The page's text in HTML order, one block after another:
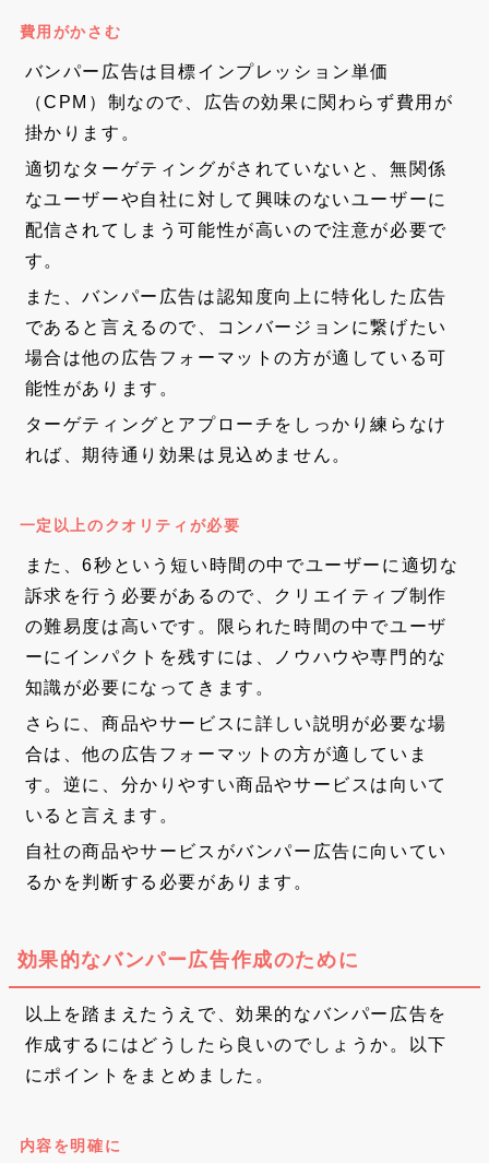
費用がかさむ
バンパー広告は目標インプレッション単価
（CPM）制なので、広告の効果に関わらず費用が
掛かります。
適切なターゲティングがされていないと、無関係
なユーザーや自社に対して興味のないユーザーに
配信されてしまう可能性が高いので注意が必要で
す。
また、バンパー広告は認知度向上に特化した広告
であると言えるので、コンバージョンに繋げたい
場合は他の広告フォーマットの方が適している可
能性があります。
ターゲティングとアプローチをしっかり練らなけ
れば、期待通り効果は見込めません。
一定以上のクオリティが必要
また、6秒という短い時間の中でユーザーに適切な
訴求を行う必要があるので、クリエイティブ制作
の難易度は高いです。限られた時間の中でユーザ
ーにインパクトを残すには、ノウハウや専門的な
知識が必要になってきます。
さらに、商品やサービスに詳しい説明が必要な場
合は、他の広告フォーマットの方が適していま
す。逆に、分かりやすい商品やサービスは向いて
いると言えます。
自社の商品やサービスがバンパー広告に向いてい
るかを判断する必要があります。
効果的なバンパー広告作成のために
以上を踏まえたうえで、効果的なバンパー広告を
作成するにはどうしたら良いのでしょうか。以下
にポイントをまとめました。
内容を明確に